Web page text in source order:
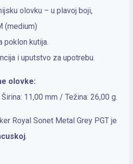
olovku – u plavoj boji,
(medium)
poklon kutija.
i uputstvo za upotrebu.
olovke:
11,00 mm / Težina: 26,00 g.
Royal Sonet Metal Grey PGT je
.